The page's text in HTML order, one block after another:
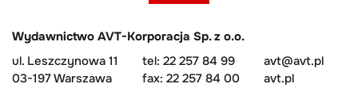
Wydawnictwo AVT-Korporacja Sp. z o.o.
ul. Leszczynowa 11
03-197 Warszawa
tel: 22 257 84 99
fax: 22 257 84 00
avt@avt.pl
avt.pl